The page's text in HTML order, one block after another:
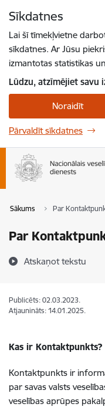
Sīkdatnes
Lai šī tīmekļvietne
sīkdatnes. Ar Jūsu
izmantotas statistikas
Lūdzu, atzīmējiet savu
Noraidīt
Pārvaldīt sīkdatnes
Sākums Par
Par
Atskaņot tekstu
Publicēts: 02.03.2023.
Atjaunināts: 14.01.2025.
Kas ir Kontaktpunkts?
Kontaktpunkts ir
par savas valsts
veselības aprūpes